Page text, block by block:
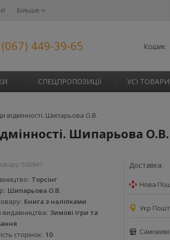
Більше
449-39-65 Кошик
СПЕЦПРОПОЗИЦІЇ УСІ ТОВАРИ
відмінності. Шипарьова О.В.
Шипарьова О.В.
500947
Торсінг
Шипарьова О.В.
Книга з наліпками
видавництва Зимові ігри та
сторінок 10
Доставка:
Нова
Укр